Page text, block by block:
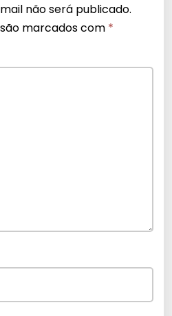
não será publicado.
marcados com *